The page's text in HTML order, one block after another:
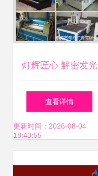
灯辉匠心 解密发光
字招牌背后的制作
艺术
查看详情
更新时间：2026-08-04
18:43:55